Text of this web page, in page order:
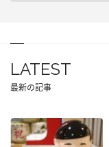
LATEST
最新の記事